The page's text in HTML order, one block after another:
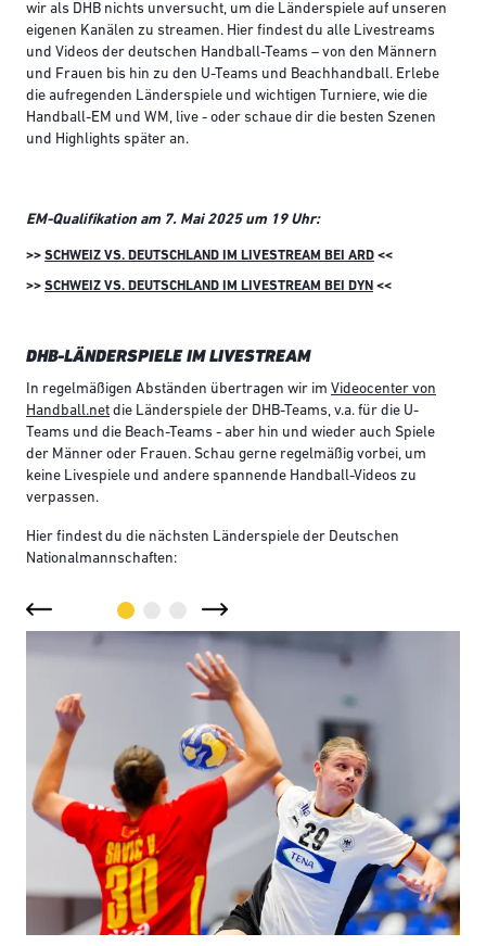
wir als DHB nichts unversucht, um die Länderspiele auf unseren
eigenen Kanälen zu streamen. Hier findest du alle Livestreams
und Videos der deutschen Handball-Teams – von den Männern
und Frauen bis hin zu den U-Teams und Beachhandball. Erlebe
die aufregenden Länderspiele und wichtigen Turniere, wie die
Handball-EM und WM, live - oder schaue dir die besten Szenen
und Highlights später an.
EM-Qualifikation am 7. Mai 2025 um 19 Uhr:
>> SCHWEIZ VS. DEUTSCHLAND IM LIVESTREAM BEI ARD <<
>> SCHWEIZ VS. DEUTSCHLAND IM LIVESTREAM BEI DYN <<
DHB-LÄNDERSPIELE IM LIVESTREAM
In regelmäßigen Abständen übertragen wir im Videocenter von
Handball.net die Länderspiele der DHB-Teams, v.a. für die U-
Teams und die Beach-Teams - aber hin und wieder auch Spiele
der Männer oder Frauen. Schau gerne regelmäßig vorbei, um
keine Livespiele und andere spannende Handball-Videos zu
verpassen.
Hier findest du die nächsten Länderspiele der Deutschen
Nationalmannschaften: